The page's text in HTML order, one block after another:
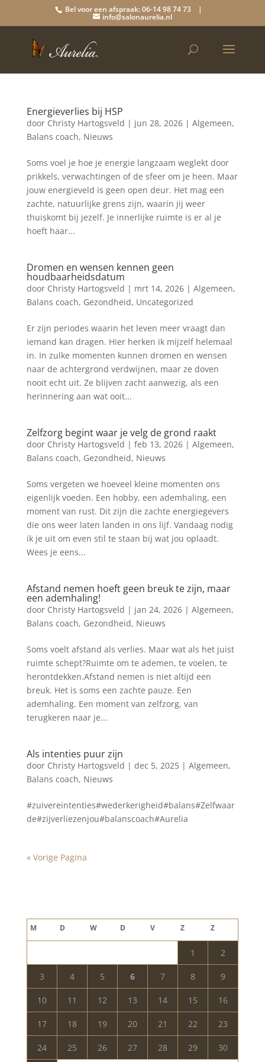
Bel voor een afspraak: 06-14 98 74 73 |
info@salonaurelia.nl
Energieverlies bij HSP
door Christy Hartogsveld | jun 28, 2026| Algemeen,
Balans coach, Nieuws
Soms voel je hoe je energie langzaam weglekt door
prikkels, verwachtingen of de sfeer om je heen. Maar
jouw energieveld is geen open deur. Het mag een
zachte, natuurlijke grens zijn, waarin jij weer
thuiskomt bij jezelf. Je innerlijke ruimte is er al je
hoeft haar...
Dromen en wensen kennen geen
houdbaarheidsdatum
door Christy Hartogsveld | mrt 14, 2026| Algemeen,
Balans coach, Gezondheid, Uncategorized
Er zijn periodes waarin het leven meer vraagt dan
iemand kan dragen. Hier herken ik mijzelf helemaal
in. In zulke momenten kunnen dromen en wensen
naar de achtergrond verdwijnen, maar ze doven
nooit echt uit. Ze blijven zacht aanwezig, als een
herinnering aan wat ooit...
Zelfzorg begint waar je velg de grond raakt
door Christy Hartogsveld | feb 13, 2026| Algemeen,
Balans coach, Gezondheid, Nieuws
Soms vergeten we hoeveel kleine momenten ons
eigenlijk voeden. Een hobby, een ademhaling, een
moment van rust. Dit zijn die zachte energiegevers
die ons weer laten landen in ons lijf. Vandaag nodig
ik je uit om even stil te staan bij wat jou oplaadt.
Wees je eens...
Afstand nemen hoeft geen breuk te zijn, maar
een ademhaling!
door Christy Hartogsveld | jan 24, 2026| Algemeen,
Balans coach, Gezondheid, Nieuws
Soms voelt afstand als verlies. Maar wat als het juist
ruimte schept?Ruimte om te ademen, te voelen, te
herontdekken.Afstand nemen is niet altijd een
breuk. Het is soms een zachte pauze. Een
ademhaling. Een moment van zelfzorg, van
terugkeren naar je...
Als intenties puur zijn
door Christy Hartogsveld | dec 5, 2025| Algemeen,
Balans coach, Nieuws
#zuivereintenties#wederkerigheid#balans#Zelfwaar
de#zijverliezenjou#balanscoach#Aurelia
« Vorige Pagina
M D W D V Z Z
1 2
3 4 5 6 7 8 9
10 11 12 13 14 15 16
17 18 19 20 21 22 23
24 25 26 27 28 29 30